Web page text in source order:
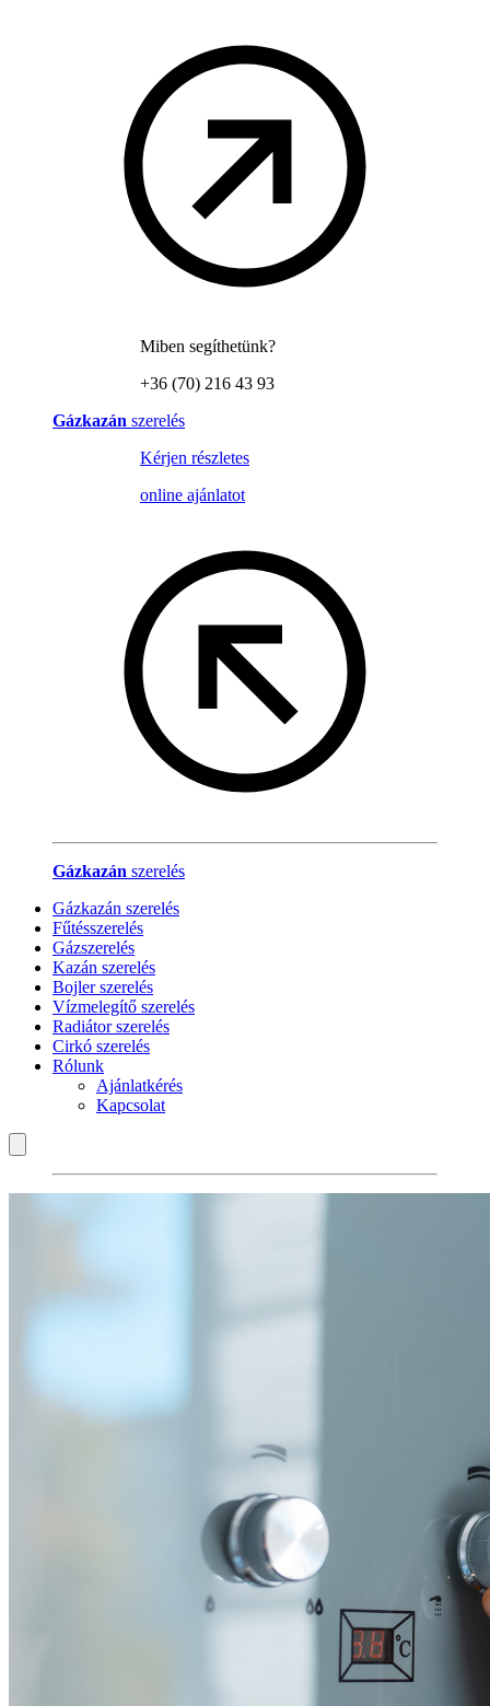
Miben segíthetünk?
+36 (70) 216 43 93
Gázkazán szerelés
Kérjen részletes
online ajánlatot
Gázkazán szerelés
Gázkazán szerelés
Fűtésszerelés
Gázszerelés
Kazán szerelés
Bojler szerelés
Vízmelegítő szerelés
Radiátor szerelés
Cirkó szerelés
Rólunk
Ajánlatkérés
Kapcsolat